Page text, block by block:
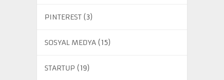
PINTEREST(3)
SOSYAL MEDYA(15)
STARTUP (19)